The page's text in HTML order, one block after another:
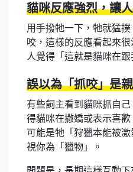
貓咪反應強烈，讓
用手撥牠一下，牠就猛
咬，這樣的反應看起來
人覺得「這就是貓咪在跟
誤以為「抓咬」是
有些飼主看到貓咪抓自
得貓咪在撒嬌或表示喜
可能是牠「狩獵本能被
視你為「獵物」。